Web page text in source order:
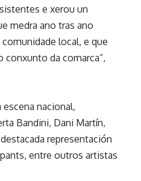
e xerou un
medra ano tras ano
local, e que
da comarca”,
nacional,
Bandini, Dani Martín,
representación
entre outros artistas